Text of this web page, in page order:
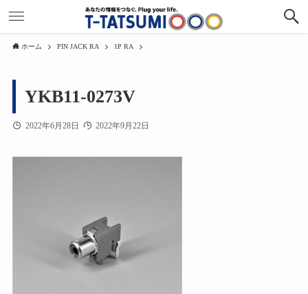
ホーム PIN JACK RA 1P RA
YKB11-0273V
2022年6月28日 2022年9月22日